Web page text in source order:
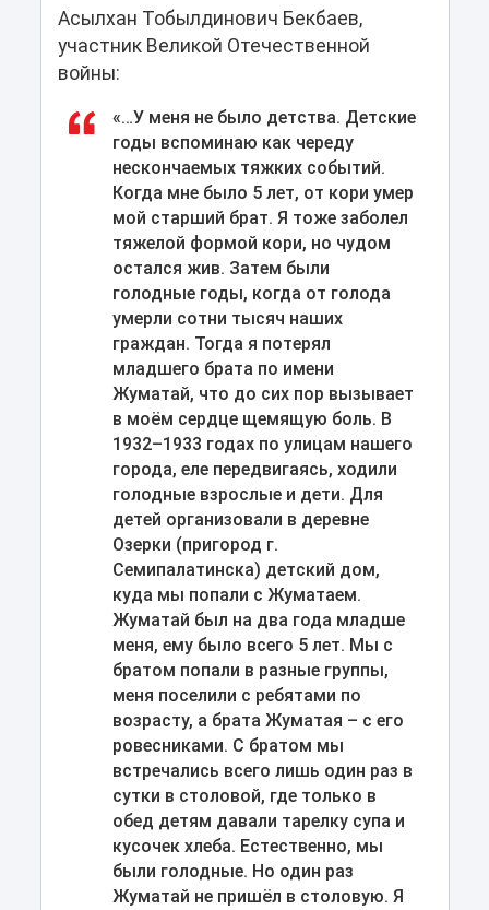
Асылхан Тобылдинович Бекбаев,
участник Великой Отечественной
войны:
«…У меня не было детства. Детские
годы вспоминаю как череду
нескончаемых тяжких событий.
Когда мне было 5 лет, от кори умер
мой старший брат. Я тоже заболел
тяжелой формой кори, но чудом
остался жив. Затем были
голодные годы, когда от голода
умерли сотни тысяч наших
граждан. Тогда я потерял
младшего брата по имени
Жуматай, что до сих пор вызывает
в моём сердце щемящую боль. В
1932–1933 годах по улицам нашего
города, еле передвигаясь, ходили
голодные взрослые и дети. Для
детей организовали в деревне
Озерки (пригород г.
Семипалатинска) детский дом,
куда мы попали с Жуматаем.
Жуматай был на два года младше
меня, ему было всего 5 лет. Мы с
братом попали в разные группы,
меня поселили с ребятами по
возрасту, а брата Жуматая – с его
ровесниками. С братом мы
встречались всего лишь один раз в
сутки в столовой, где только в
обед детям давали тарелку супа и
кусочек хлеба. Естественно, мы
были голодные. Но один раз
Жуматай не пришёл в столовую. Я